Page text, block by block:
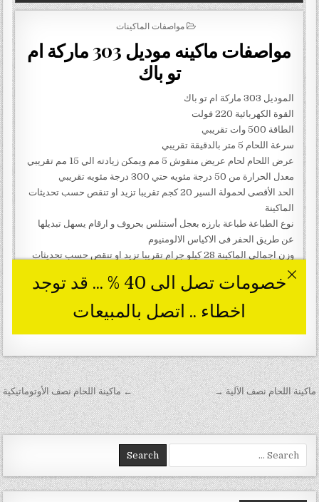
تصفّح المقالات ← ماكينة اللحام نصف الأوتوماتيكية ماكينة اللحام نصف الآلية →
Search for: